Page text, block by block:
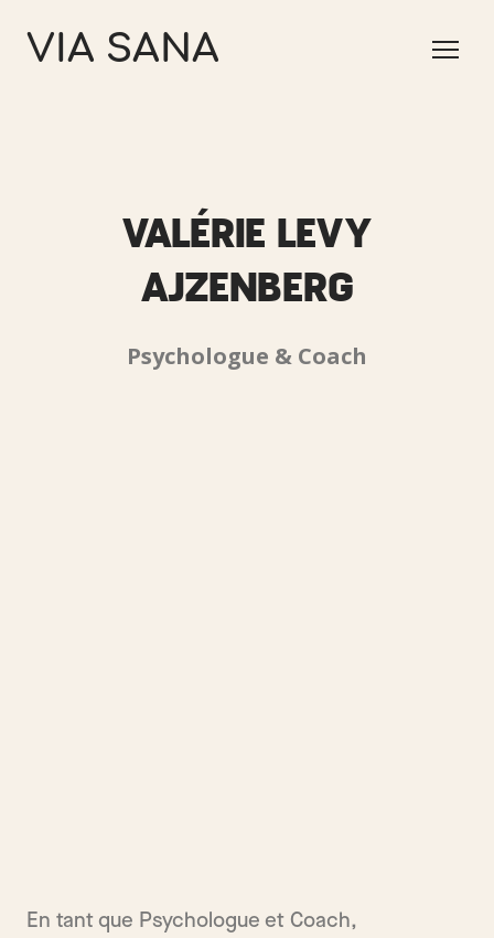
VIA SANA
VALÉRIE LEVY
AJZENBERG
Psychologue & Coach
En tant que Psychologue et Coach,